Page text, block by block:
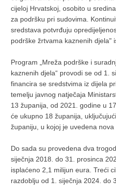
cijeloj Hrvatskoj, osobito u
za podršku pri sudovima.
sredstava potvrđuju
podrške žrtvama kaznenih djela"
Program „Mreža podrške i
kaznenih djela“ provodi se od 1.
financira se sredstvima iz dijela
temelju javnog natječaja
13 županija, od 2021. godine u
će ukupno 18 županija,
županiju, u kojoj je uvedena
Do sada su provedena dva
siječnja 2018. do 31. prosinca
isplaćeno 2,1 milijun eura. Treći
razdoblju od 1. siječnja 2024. do